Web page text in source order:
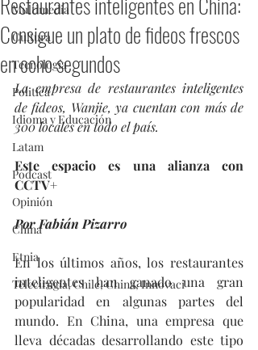
Multimedia
Cultura
Tecnología
Politica
Idioma y Educación
Latam
Podcast
Opinión
China
Etnia
Telecirugía, Chile, China, Innovaci
Consigue un plato de fideos frescos
en ocho segundos
La empresa de restaurantes inteligentes
de fideos, Wanjie, ya cuentan con más de
300 locales en todo el país.
Este espacio es una alianza con
CCTV+
Por Fabián Pizarro
En los últimos años, los restaurantes
inteligentes han ganado una gran
popularidad en algunas partes del
mundo. En China, una empresa que
lleva décadas desarrollando este tipo